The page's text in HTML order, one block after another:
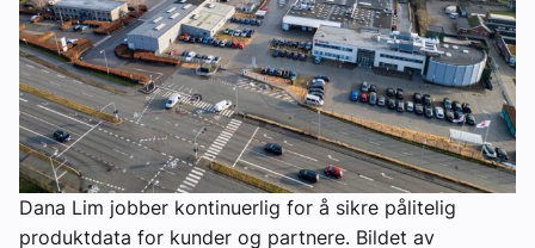
Dana Lim jobber kontinuerlig for å sikre pålitelig
produktdata for kunder og partnere. Bildet av